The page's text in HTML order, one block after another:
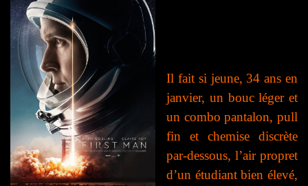
Il fait si jeune, 34 ans en
janvier, un bouc léger et
un combo pantalon, pull
fin et chemise discrète
par-dessous, l’air propret
d’un étudiant bien élevé,